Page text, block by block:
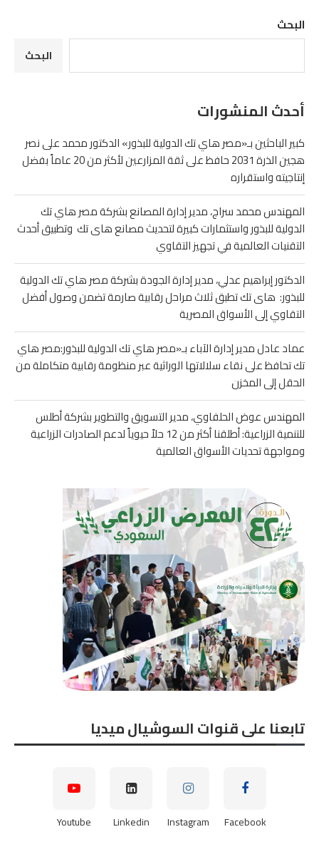
البحث
البحث
أحدث المنشورات
كبير الباحثين بـ«مصر هاي تك الدولية للبذور» الدكتور محمد على نصر
هجين الذرة 2031 حافظ على ثقة المزارعين لأكثر من 20 عاماً بفضل
إنتاجيته واستقراره
المهندس محمد سراج، مدير إدارة المصانع بشركة مصر هاي تك
الدولية للبذور واستثمارات كبيرة لتحديث مصانع هاى تك وتطبيق أحدث
التقنيات العالمية في تجهيز التقاوي
الدكتور إبراهيم عدلي، مدير إدارة الجودة بشركة مصر هاي تك الدولية
للبذور: هاى تك تطبق ثلاث مراحل رقابية صارمة تضمن وصول أفضل
التقاوي إلى الأسواق المصرية
عماد عادل مدير إدارة الآباء بـ«مصر هاي تك الدولية للبذور:مصر هاي
تك تحافظ على نقاء سلالاتها الوراثية عبر منظومة رقابية متكاملة من
الحقل إلى المخزن
المهندس عوض الحلفاوي، مدير التسويق والتطوير بشركة أطلس
للتنمية الزراعية: أطلقنا أكثر من 12 حلاً حيوياً لدعم الصادرات الزراعية
ومواجهة تحديات الأسواق العالمية
تابعنا على قنوات السوشيال ميديا
Facebook
Instagram
Linkedin
Youtube